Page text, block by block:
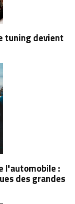
tuning devient
l'automobile :
des grandes